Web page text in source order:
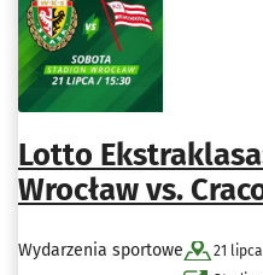
Lotto
Wrocław vs.
Wydarzenia sportowe
21